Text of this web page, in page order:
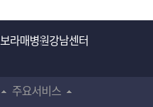
보라매병원강남센터
주요서비스